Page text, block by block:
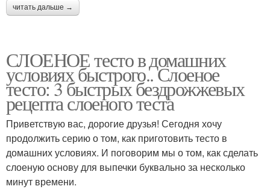
читать дальше →
СЛОЕНОЕ тесто в домашних
условиях быстрого.. Слоеное
тесто: 3 быстрых бездрожжевых
рецепта слоеного теста
Приветствую вас, дорогие друзья! Сегодня хочу
продолжить серию о том, как приготовить тесто в
домашних условиях. И поговорим мы о том, как сделать
слоеную основу для выпечки буквально за несколько
минут времени.